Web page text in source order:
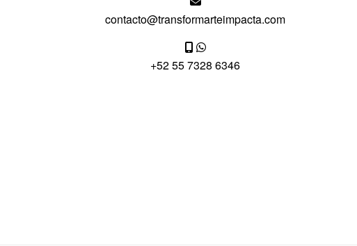
contacto@transformarteimpacta.com
+52 55 7328 6346